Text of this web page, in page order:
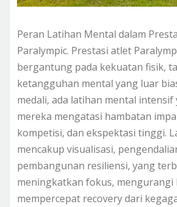
Peran Latihan Mental dalam
Paralympic. Prestasi atlet
bergantung pada kekuatan fisik,
ketangguhan mental yang luar
medali, ada latihan mental
mereka mengatasi hambatan
kompetisi, dan ekspektasi tinggi.
mencakup visualisasi,
pembangunan resiliensi, yang
meningkatkan fokus, mengurangi
mempercepat recovery dari